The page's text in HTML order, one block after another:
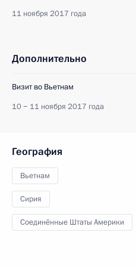
11 ноября 2017 года
Дополнительно
Визит во Вьетнам
10 − 11 ноября 2017 года
География
Вьетнам
Сирия
Соединённые Штаты Америки